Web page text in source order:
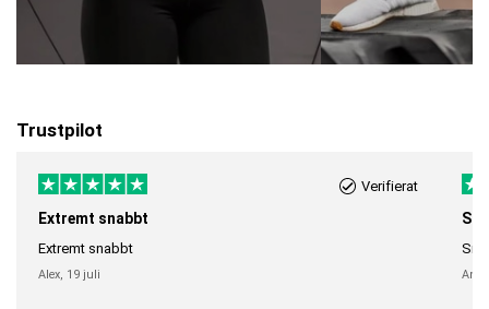
Trustpilot
Verifierat
Extremt snabbt
Extremt snabbt
Alex, 19 juli